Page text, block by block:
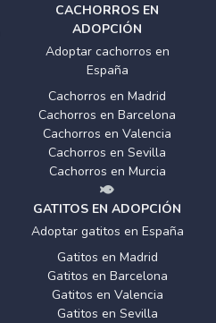
CACHORROS EN
ADOPCIÓN
Adoptar cachorros en
España
Cachorros en Madrid
Cachorros en Barcelona
Cachorros en Valencia
Cachorros en Sevilla
Cachorros en Murcia
GATITOS EN ADOPCIÓN
Adoptar gatitos en España
Gatitos en Madrid
Gatitos en Barcelona
Gatitos en Valencia
Gatitos en Sevilla